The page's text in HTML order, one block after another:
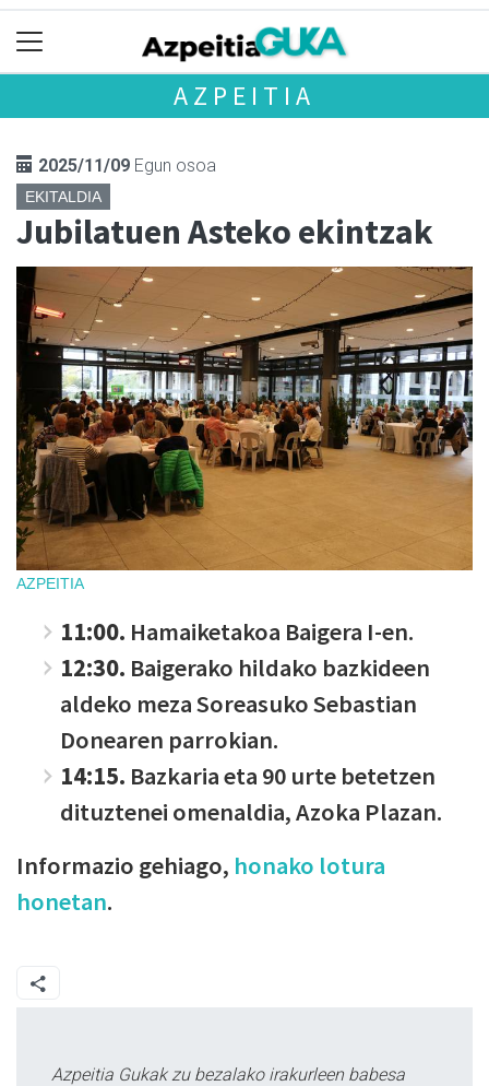
AZPEITIA
2025/11/09 Egun osoa
EKITALDIA
Jubilatuen Asteko ekintzak
AZPEITIA
11:00. Hamaiketakoa Baigera I-en.
12:30. Baigerako hildako bazkideen
aldeko meza Soreasuko Sebastian
Donearen parrokian.
14:15. Bazkaria eta 90 urte betetzen
dituztenei omenaldia, Azoka Plazan.
Informazio gehiago, honako lotura
honetan.
Azpeitia Gukak zu bezalako irakurleen babesa